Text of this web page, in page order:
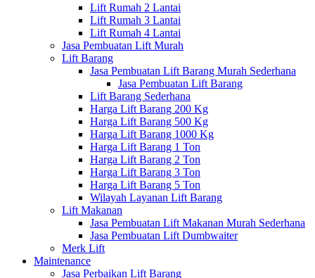
Lift Rumah 2 Lantai
Lift Rumah 3 Lantai
Lift Rumah 4 Lantai
Jasa Pembuatan Lift Murah
Lift Barang
Jasa Pembuatan Lift Barang Murah Sederhana
Jasa Pembuatan Lift Barang
Lift Barang Sederhana
Harga Lift Barang 200 Kg
Harga Lift Barang 500 Kg
Harga Lift Barang 1000 Kg
Harga Lift Barang 1 Ton
Harga Lift Barang 2 Ton
Harga Lift Barang 3 Ton
Harga Lift Barang 5 Ton
Wilayah Layanan Lift Barang
Lift Makanan
Jasa Pembuatan Lift Makanan Murah Sederhana
Jasa Pembuatan Lift Dumbwaiter
Merk Lift
Maintenance
Jasa Perbaikan Lift Barang